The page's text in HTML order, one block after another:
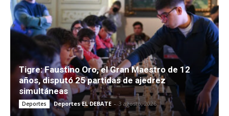
Tigre: Faustino Oro, el Gran Maestro de 12
años, disputó 25 partidas de ajedrez
simultáneas
Deportes Deportes EL DEBATE - 3 agosto, 2026